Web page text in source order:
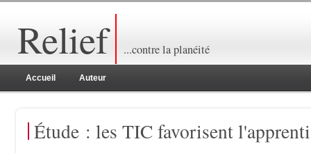
Relief ...contre la planéité
Accueil Auteur
Étude : les TIC favorisent